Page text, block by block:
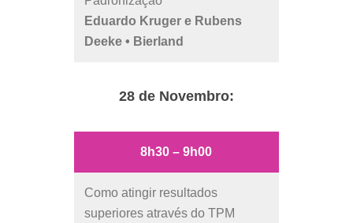
Eduardo Kruger e Rubens
Deeke • Bierland
28 de Novembro:
8h30 – 9h00
Como atingir resultados
superiores através do TPM